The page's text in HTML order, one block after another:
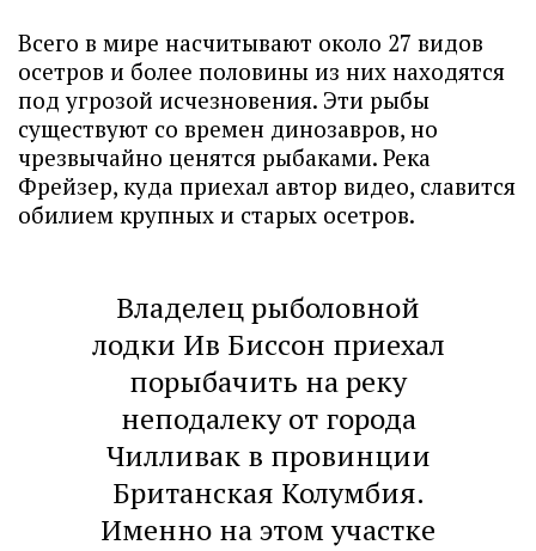
Всего в мире насчитывают около 27 видов
осетров и более половины из них находятся
под угрозой исчезновения. Эти рыбы
существуют со времен динозавров, но
чрезвычайно ценятся рыбаками. Река
Фрейзер, куда приехал автор видео, славится
обилием крупных и старых осетров.
Владелец рыболовной
лодки Ив Биссон приехал
порыбачить на реку
неподалеку от города
Чилливак в провинции
Британская Колумбия.
Именно на этом участке